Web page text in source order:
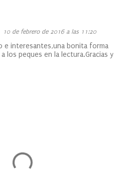
10 de febrero de 2016 a las 11:20
e interesantes,una bonita forma
los peques en la lectura.Gracias y